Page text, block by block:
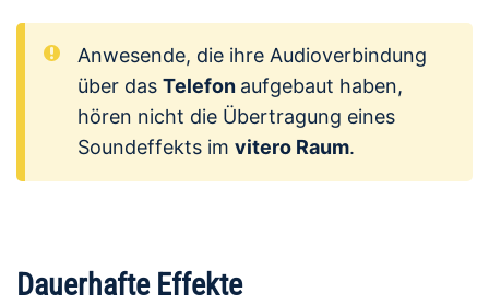
Anwesende, die ihre Audioverbindung
über das Telefon aufgebaut haben,
hören nicht die Übertragung eines
Soundeffekts im vitero Raum.
Dauerhafte Effekte